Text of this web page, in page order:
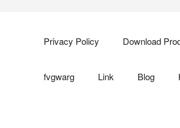
Privacy Policy Download
fvgwarg Link Blog